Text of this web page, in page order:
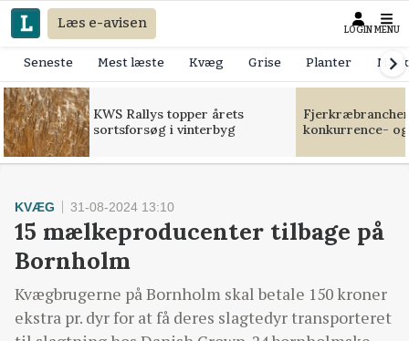
Læs e-avisen LOGIN MENU
Seneste Mest læste Kvæg Grise Planter
KWS Rallys topper årets
sortsforsøg i vinterbyg
konkurrence-
KVÆG 31-08-2024 13:10
15 mælkeproducenter tilbage på
Bornholm
Kvægbrugerne på Bornholm skal betale 150 kroner
ekstra pr. dyr for at få deres slagtedyr transporteret